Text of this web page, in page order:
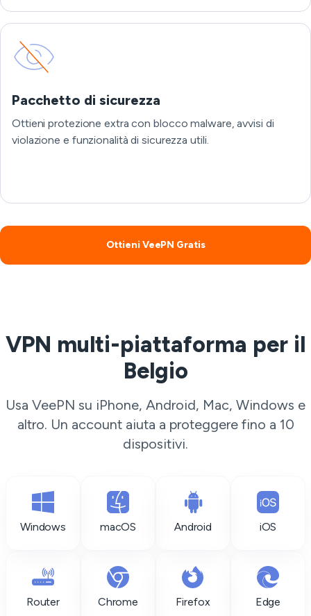
Pacchetto di sicurezza
Ottieni protezione extra con blocco malware, avvisi di
violazione e funzionalità di sicurezza utili.
Ottieni VeePN Gratis
VPN multi-piattaforma per il
Belgio
Usa VeePN su iPhone, Android, Mac, Windows e
altro. Un account aiuta a proteggere fino a 10
dispositivi.
Windows macOS Android iOS
Router Chrome Firefox Edge